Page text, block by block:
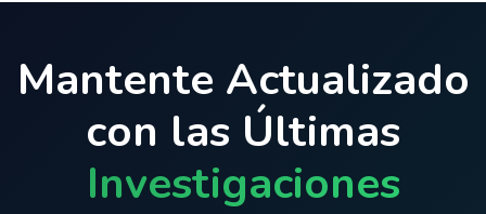
Mantente Actualizado
con las Últimas
Investigaciones